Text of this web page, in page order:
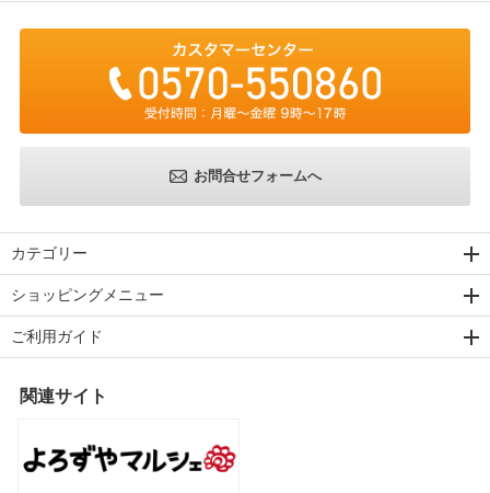
お問合せフォームへ
カテゴリー
ショッピングメニュー
ご利用ガイド
関連サイト